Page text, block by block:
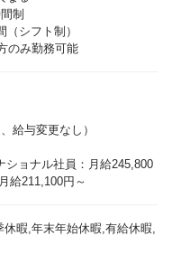
制
シフト制）
のみ勤務可能
給与変更なし）
ョナル社員：月給245,800
暇,年末年始休暇,有給休暇,